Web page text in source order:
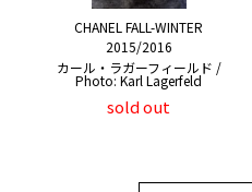
CHANEL FALL-WINTER
2015/2016
カール・ラガーフィールド /
Photo: Karl Lagerfeld
sold out